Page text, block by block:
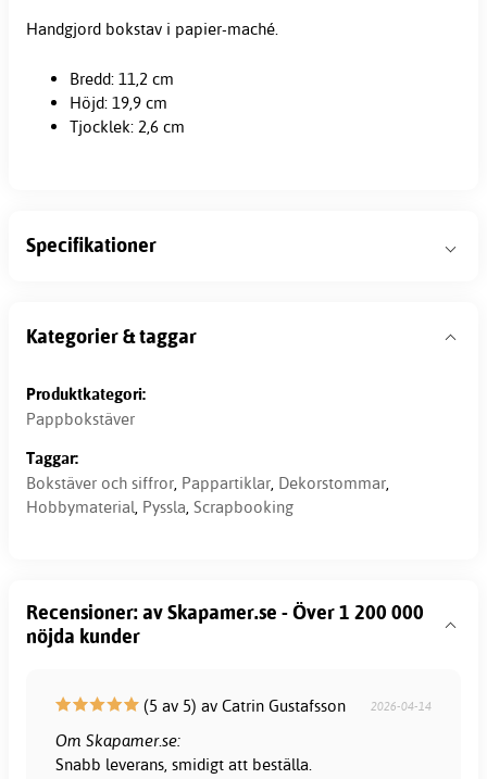
Handgjord bokstav i papier-maché.
Bredd: 11,2 cm
Höjd: 19,9 cm
Tjocklek: 2,6 cm
Specifikationer
Kategorier & taggar
Produktkategori:
Pappbokstäver
Taggar:
Bokstäver och siffror, Pappartiklar, Dekorstommar,
Hobbymaterial, Pyssla, Scrapbooking
Recensioner: av Skapamer.se - Över 1 200 000
nöjda kunder
(5 av 5) av Catrin Gustafsson 2026-04-14
Om Skapamer.se:
Snabb leverans, smidigt att beställa.